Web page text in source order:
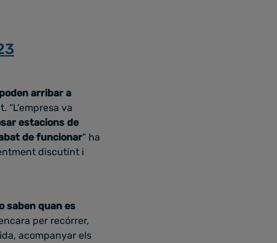
arribar a
va
estacions de
de funcionar” ha
discutint i
saben quan es
per recórrer,
acompanyar els